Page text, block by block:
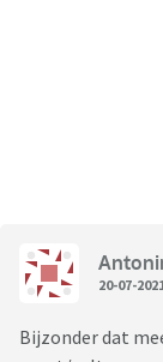
20-07-
Bijzonder dat